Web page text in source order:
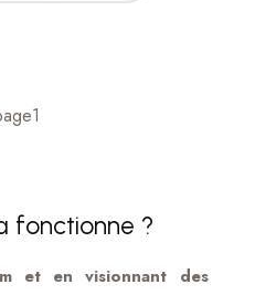
fonctionne ?
et en visionnant des